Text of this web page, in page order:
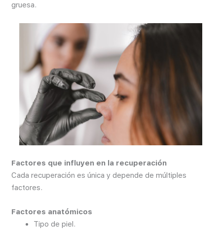
gruesa.
Factores que influyen en la recuperación
Cada recuperación es única y depende de múltiples
factores.
Factores anatómicos
Tipo de piel.